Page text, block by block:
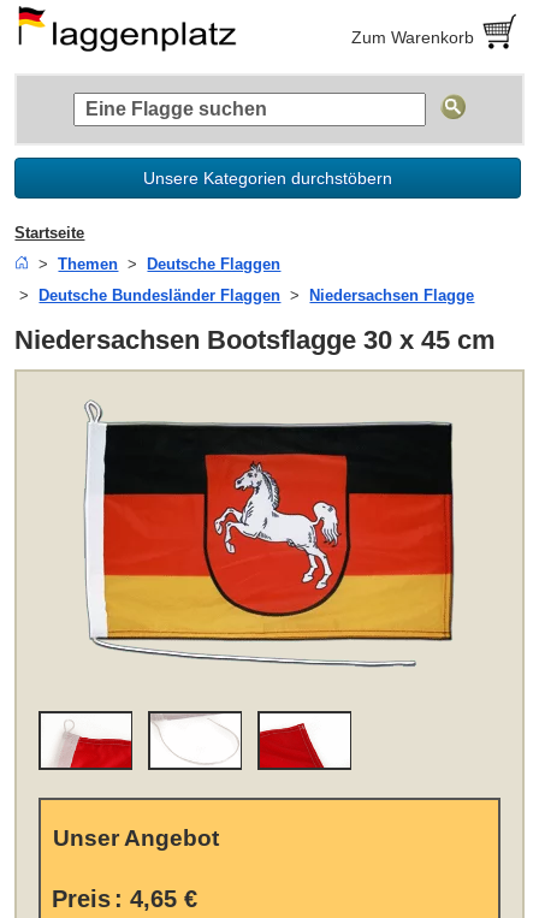
Zum Warenkorb
Unsere Kategorien durchstöbern
Startseite
Themen
Deutsche Flaggen
Deutsche Bundesländer Flaggen
Niedersachsen Flagge
Niedersachsen Bootsflagge 30 x 45 cm
Unser Angebot
Preis : 4,65 €